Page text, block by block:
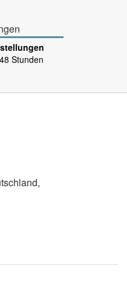
Stunden
,